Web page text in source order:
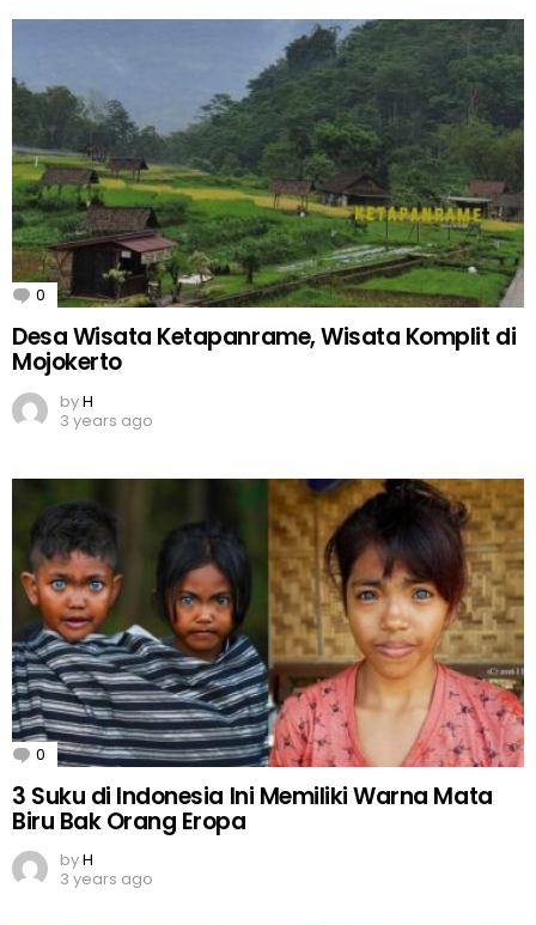
0 Comments
Desa Wisata Ketapanrame, Wisata Komplit di
Mojokerto
byH
3 years ago
0 Comments
3 Suku di Indonesia Ini Memiliki Warna Mata
Biru Bak Orang Eropa
byH
3 years ago